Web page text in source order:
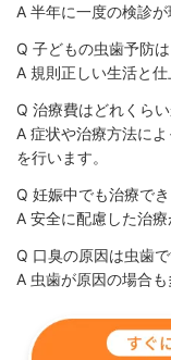
A 半年に一度の検診が
Q 子どもの虫歯予防
A 規則正しい生活と仕
Q 治療費はどれくら
A 症状や治療方法に
を行います。
Q 妊娠中でも治療で
A 安全に配慮した治療
Q 口臭の原因は虫歯
A 虫歯が原因の場合